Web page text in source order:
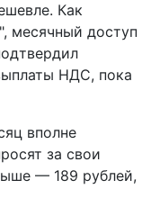
Как
месячный доступ
НДС, пока
вполне
за свои
— 189 рублей,